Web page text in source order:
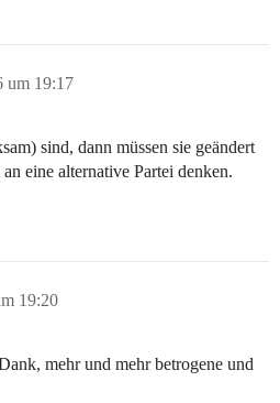
um 19:17
sind, dann müssen sie geändert
eine alternative Partei denken.
19:20
mehr und mehr betrogene und